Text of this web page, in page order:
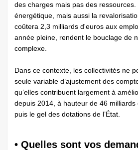
des charges mais pas des ressources.
énergétique, mais aussi la
coûtera 2,3 milliards d'euros aux
année pleine, rendent le bouclage de
complexe.
Dans ce contexte, les collectivités ne
seule variable d’ajustement des
qu’elles contribuent largement à
depuis 2014, à hauteur de 46
puis le gel des ­dotations de l’État.
• Quelles sont vos